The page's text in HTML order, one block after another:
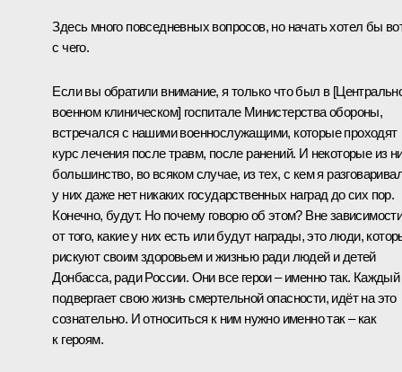
Здесь много повседневных вопросов, но начать хотел бы
с чего.
Если вы обратили внимание, я только чтобыл в
военном клиническом] госпитале Министерства обороны,
встречался с нашими военнослужащими, которые проходят
курс лечения после травм, после ранений. И некоторые из
большинство, во всяком случае, из тех, с кем я
у них даже нет никаких государственных наград до сих пор.
Конечно, будут. Но почему говорю об этом? Вне
от того, какие у них есть или будут награды, это люди,
рискуют своим здоровьем и жизнью ради людей и детей
Донбасса, ради России. Они все герои – именно так. Каждый
подвергает свою жизнь смертельной опасности, идёт на это
сознательно. И относиться к ним нужно именно так – как
к героям.